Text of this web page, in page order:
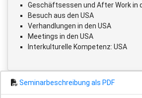
Geschäftsessen und After Work in
Besuch aus den USA
Verhandlungen in den USA
Meetings in den USA
Interkulturelle Kompetenz: USA
Seminarbeschreibung als PDF